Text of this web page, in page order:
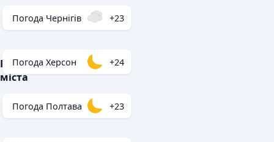
Популярні
міста
Погода Чернігів +23
Погода Херсон +24
Погода Полтава +23